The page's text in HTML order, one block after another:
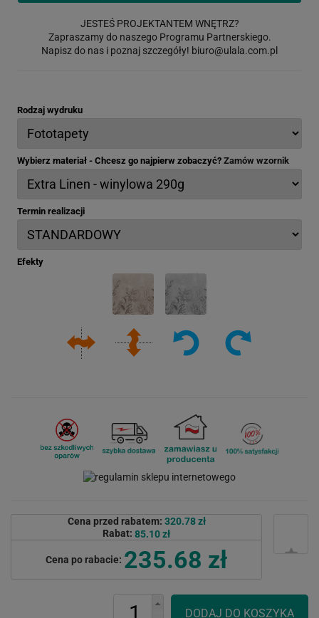
JESTEŚ PROJEKTANTEM WNĘTRZ?
Zapraszamy do naszego Programu Partnerskiego.
Napisz do nas i poznaj szczegóły! biuro@ulala.com.pl
Rodzaj wydruku
Wybierz materiał - Chcesz go najpierw zobaczyć? Zamów wzornik
Termin realizacji
Efekty
Cena przed rabatem: 320.78 zł
Rabat: 85.10 zł
Cena po rabacie: 235.68 zł